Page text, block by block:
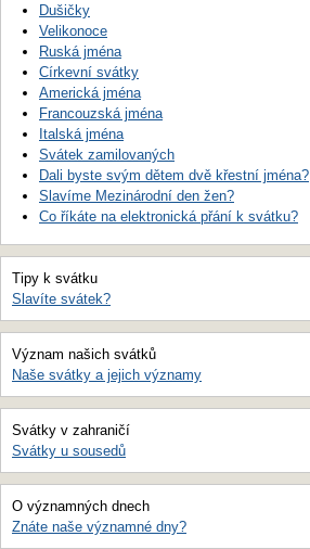
Dušičky
Velikonoce
Ruská jména
Církevní svátky
Americká jména
Francouzská jména
Italská jména
Svátek zamilovaných
Dali byste svým dětem dvě křestní jména?
Slavíme Mezinárodní den žen?
Co říkáte na elektronická přání k svátku?
Tipy k svátku
Slavíte svátek?
Význam našich svátků
Naše svátky a jejich významy
Svátky v zahraničí
Svátky u sousedů
O významných dnech
Znáte naše významné dny?